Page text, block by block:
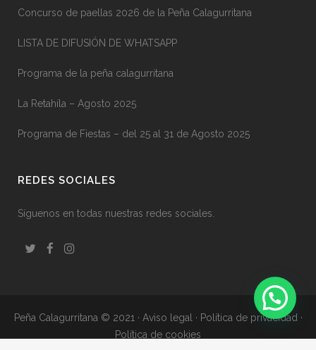
Concurso de paellas 2026 de la Peña Calagurritana
LISTA DE DIFUSIÓN DE WHATSAPP
Programa de la peña calagurritana
La Retahíla – Agosto 2025
Programa de Fiestas – del 25 al 31 de Agosto 2025
REDES SOCIALES
Síguenos en todas nuestras redes sociales.
Peña Calagurritana © 2021 · Aviso legal · Política de privacidad ·
Política de cookies